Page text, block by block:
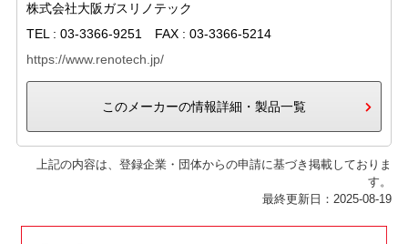
株式会社大阪ガスリノテック
TEL : 03-3366-9251 FAX : 03-3366-5214
https://www.renotech.jp/
このメーカーの情報詳細・製品一覧
上記の内容は、登録企業・団体からの申請に基づき掲載しておりま
す。
最終更新日：2025-08-19